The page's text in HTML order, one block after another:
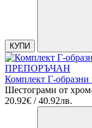
КУПИ
ПРЕПОРЪЧАН
Комплект Г-образни
Шестограми от
20.92€ / 40.92лв.